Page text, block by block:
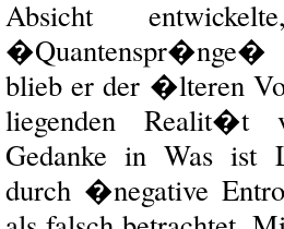
Absicht
�Quantenspr�nge�
blieb er der �lteren
liegenden Realit�t
Gedanke in Was ist
durch �negative